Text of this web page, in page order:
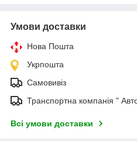
Умови доставки
Нова Пошта
Укрпошта
Самовивіз
Транспортна компанія "
Всі умови доставки